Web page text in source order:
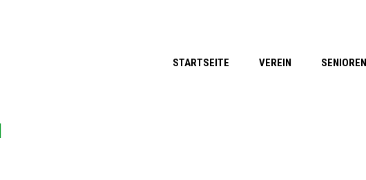
STARTSEITE VEREIN SENIOREN